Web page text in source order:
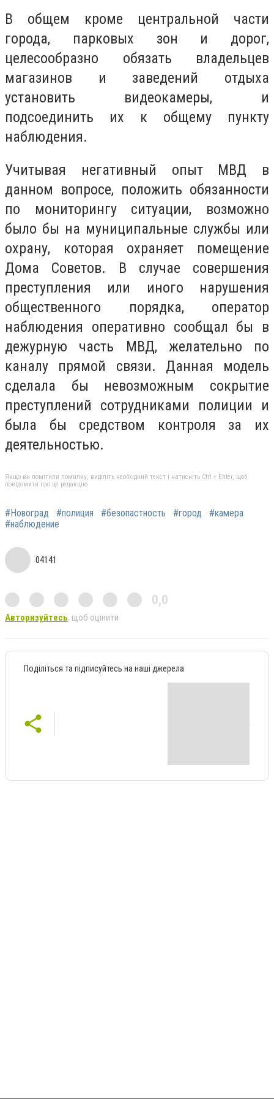
В общем кроме центральной части
города, парковых зон и дорог,
целесообразно обязать владельцев
магазинов и заведений отдыха
установить видеокамеры, и
подсоединить их к общему пункту
наблюдения.
Учитывая негативный опыт МВД в
данном вопросе, положить обязанности
по мониторингу ситуации, возможно
было бы на муниципальные службы или
охрану, которая охраняет помещение
Дома Советов. В случае совершения
преступления или иного нарушения
общественного порядка, оператор
наблюдения оперативно сообщал бы в
дежурную часть МВД, желательно по
каналу прямой связи. Данная модель
сделала бы невозможным сокрытие
преступлений сотрудниками полиции и
была бы средством контроля за их
деятельностью.
Якщо ви помітили помилку, виділіть необхідний текст і натисніть Ctrl + Enter, щоб
повідомити про це редакцію
#Новоград #полиция #безопастность #город
#камера
#наблюдение
04141
0,0
Авторизуйтесь, щоб оцінити
Поділіться та підписуйтесь на наші джерела